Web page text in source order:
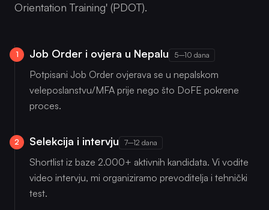
Orientation Training' (PDOT).
1 Job Order i ovjera u Nepalu 5–10 dana
Potpisani Job Order ovjerava se u nepalskom
veleposlanstvu/MFA prije nego što DoFE pokrene
proces.
2 Selekcija i intervju 7–12 dana
Shortlist iz baze 2.000+ aktivnih kandidata. Vi vodite
video intervju, mi organiziramo prevoditelja i tehnički
test.